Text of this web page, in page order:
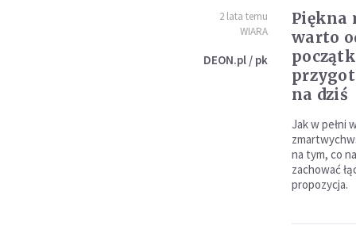
2 lata temu
WIARA
DEON.pl / pk
Piękna
warto
na dziś
Jak w pełni
na tym, co
zachować
propozycja.